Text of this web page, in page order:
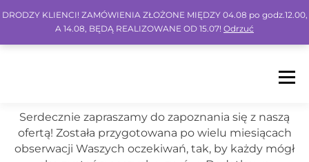
Menu
HOME SHOP BLOG INSPO FAQ
Serdecznie zapraszamy do zapoznania się z naszą
ofertą! Została przygotowana po wielu miesiącach
obserwacji Waszych oczekiwań, tak, by każdy mógł
DRODZY KLIENCI! ZAMÓWIENIA ZŁOŻONE MIĘDZY 04.08 po godz.12.00,
A 14.08, BĘDĄ REALIZOWANE OD 15.07! Odrzuć